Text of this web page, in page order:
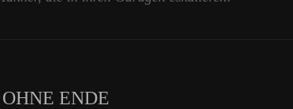
ENDE